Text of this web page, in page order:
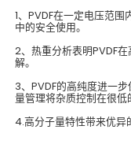
1、PVDF在一定电压范
中的安全使用。
2、热重分析表明PVDF
解。
3、PVDF的高纯度进一
量管理将杂质控制在很低
4.高分子量特性带来优异